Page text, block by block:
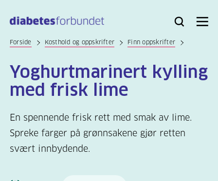
hovedinnhold
Bli
Logg
Søk Meny
Forside Kosthold og oppskrifter Finn oppskrifter
Yoghurtmarinert kylling
med frisk lime
En spennende frisk rett med smak av lime.
Spreke farger på grønnsakene gjør retten
svært innbydende.